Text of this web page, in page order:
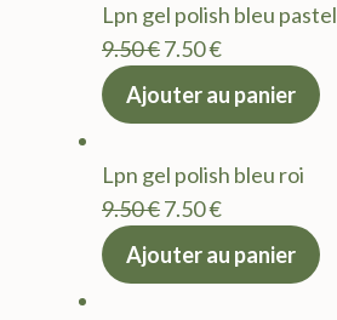
9.50 €.7.50 €.
Lpn gel polish bleu pastel
9.50€Le
prix
9.50 €.
7.50€Le
actuel
7.50 €.
Ajouter au panier
Lpn gel polish bleu roi
9.50€Le
prix
7.50€Le
actuel
Ajouter au panier